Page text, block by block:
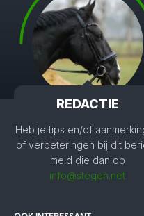
REDACTIE
Heb je tips en/of
of verbeteringen bij dit
meld die dan op
info@stegen.net